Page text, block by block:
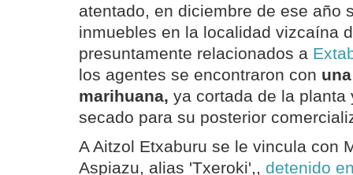
atentado, en diciembre de ese año
inmuebles en la localidad vizcaína
presuntamente relacionados a
los agentes se encontraron con
marihuana, ya cortada de la planta
secado para su posterior
A Aitzol Etxaburu se le vincula con
Aspiazu, alias 'Txeroki',, detenido